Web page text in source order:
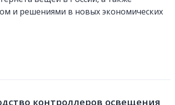
и решениями в новых экономических
контроллеров освещения